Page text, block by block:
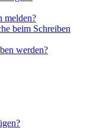
melden?
beim Schreiben
werden?